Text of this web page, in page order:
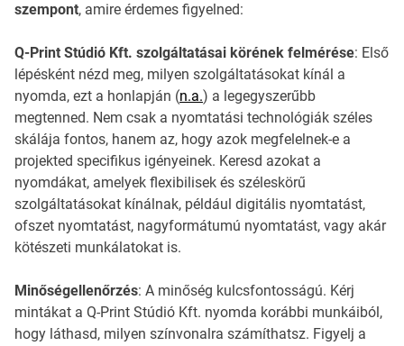
szempont, amire érdemes figyelned:
Q-Print Stúdió Kft. szolgáltatásai körének felmérése: Első
lépésként nézd meg, milyen szolgáltatásokat kínál a
nyomda, ezt a honlapján (n.a.) a legegyszerűbb
megtenned. Nem csak a nyomtatási technológiák széles
skálája fontos, hanem az, hogy azok megfelelnek-e a
projekted specifikus igényeinek. Keresd azokat a
nyomdákat, amelyek flexibilisek és széleskörű
szolgáltatásokat kínálnak, például digitális nyomtatást,
ofszet nyomtatást, nagyformátumú nyomtatást, vagy akár
kötészeti munkálatokat is.
Minőségellenőrzés: A minőség kulcsfontosságú. Kérj
mintákat a Q-Print Stúdió Kft. nyomda korábbi munkáiból,
hogy láthasd, milyen színvonalra számíthatsz. Figyelj a